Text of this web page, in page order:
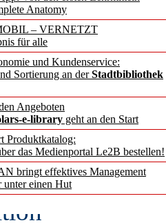
Anatomy
– VERNETZT
für alle
und Kundenservice:
Sortierung an derStadtbibliothek
Angeboten
e-library geht an den Start
Produktkatalog:
das Medienportal Le2B bestellen!
bringt effektives Management
einen Hut
Förderung
fort
aus
Access